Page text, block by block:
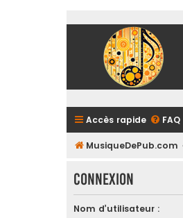
Accès rapide FAQ
MusiqueDePub.com
Connexion
Nom d’utilisateur :